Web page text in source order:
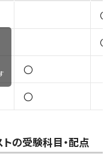
〇
〇
〇
〇
の受験科目・配点